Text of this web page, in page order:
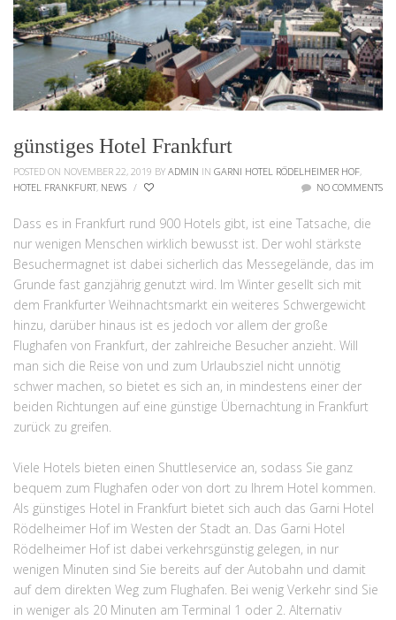
günstiges Hotel Frankfurt
POSTED ON NOVEMBER 22, 2019 BY ADMIN IN GARNI HOTEL RÖDELHEIMER HOF,
HOTEL FRANKFURT, NEWS / NO COMMENTS
Dass es in Frankfurt rund 900 Hotels gibt, ist eine Tatsache, die
nur wenigen Menschen wirklich bewusst ist. Der wohl stärkste
Besuchermagnet ist dabei sicherlich das Messegelände, das im
Grunde fast ganzjährig genutzt wird. Im Winter gesellt sich mit
dem Frankfurter Weihnachtsmarkt ein weiteres Schwergewicht
hinzu, darüber hinaus ist es jedoch vor allem der große
Flughafen von Frankfurt, der zahlreiche Besucher anzieht. Will
man sich die Reise von und zum Urlaubsziel nicht unnötig
schwer machen, so bietet es sich an, in mindestens einer der
beiden Richtungen auf eine günstige Übernachtung in Frankfurt
zurück zu greifen.
Viele Hotels bieten einen Shuttleservice an, sodass Sie ganz
bequem zum Flughafen oder von dort zu Ihrem Hotel kommen.
Als günstiges Hotel in Frankfurt bietet sich auch das Garni Hotel
Rödelheimer Hof im Westen der Stadt an. Das Garni Hotel
Rödelheimer Hof ist dabei verkehrsgünstig gelegen, in nur
wenigen Minuten sind Sie bereits auf der Autobahn und damit
auf dem direkten Weg zum Flughafen. Bei wenig Verkehr sind Sie
in weniger als 20 Minuten am Terminal 1 oder 2. Alternativ